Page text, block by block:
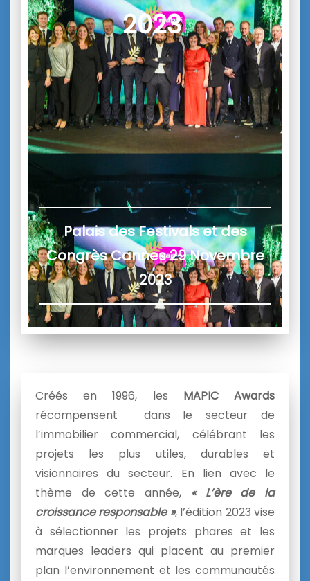
2023
Palais des Festivals et des
Congrès Cannes29 Novembre
2023
Créés en 1996, les MAPIC Awards
récompensent dans le secteur de
l’immobilier commercial, célébrant les
projets les plus utiles, durables et
visionnaires du secteur. En lien avec le
thème de cette année, « L’ère de la
croissance responsable », l’édition 2023 vise
à sélectionner les projets phares et les
marques leaders qui placent au premier
plan l’environnement et les communautés